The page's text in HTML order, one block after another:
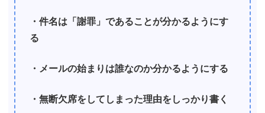
・件名は「謝罪」であることが分かるようにす
る
・メールの始まりは誰なのか分かるようにする
・無断欠席をしてしまった理由をしっかり書く